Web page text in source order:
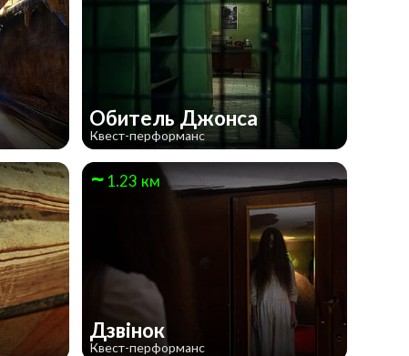
Обитель Джонса
Квест-перформанс
1.23 км
Дзвінок
Квест-перформанс